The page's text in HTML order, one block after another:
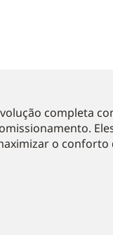
completa
o conforto